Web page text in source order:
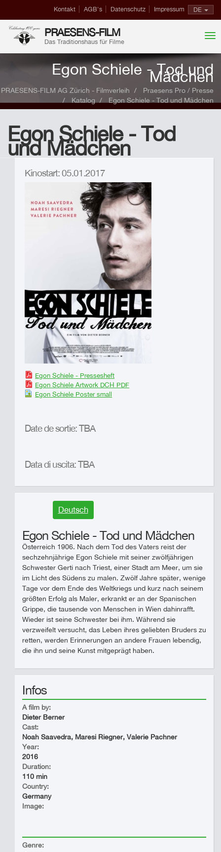
DE
Kontakt AGB's Datenschutz Impressum
PRAESENS-FILM
Das Traditionshaus für Filme
Egon Schiele - Tod und
Mädchen
PRAESENS-FILM AG Zürich - Filmverleih
Praesens Pro / Presse
Katalog
Egon Schiele - Tod und Mädchen
Egon Schiele - Tod
und Mädchen
Kinostart: 05.01.2017
Egon Schiele - Pressesheft
Egon Schiele Artwork DCH PDF
Egon Schiele Poster small
Date de sortie: TBA
Data di uscita: TBA
Deutsch
Egon Schiele - Tod und Mädchen
Österreich 1906. Nach dem Tod des Vaters reist der
sechzehnjährige Egon Schiele mit seiner zwölfjährigen
Schwester Gerti nach Triest, einer Stadt am Meer, um sie
im Licht des Südens zu malen. Zwölf Jahre später, wenige
Tage vor dem Ende des Weltkriegs und kurz nach seinem
größten Erfolg als Maler, erkrankt er an der Spanischen
Grippe, die tausende von Menschen in Wien dahinrafft.
Wieder ist seine Schwester bei ihm. Während sie
verzweifelt versucht, das Leben ihres geliebten Bruders zu
retten, werden Erinnerungen an andere Frauen lebendig,
die ihn und seine Kunst mitgeprägt haben.
Infos
A film by:
Dieter Berner
Cast:
Noah Saavedra, Maresi Riegner, Valerie Pachner
Year:
2016
Duration:
110 min
Country:
Germany
Image:
Genre: